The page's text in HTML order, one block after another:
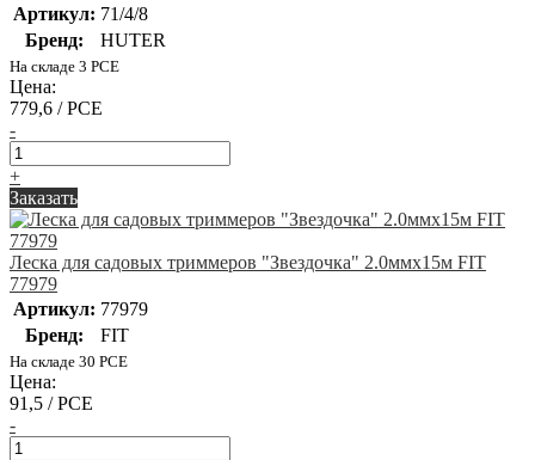
Артикул: 71/4/8
Бренд:
HUTER
На складе 3 PCE
Цена:
779,6 / PCE
-
+
Заказать
Леска для садовых триммеров "Звездочка" 2.0ммх15м FIT
77979
Артикул: 77979
Бренд:
FIT
На складе 30 PCE
Цена:
91,5 / PCE
-